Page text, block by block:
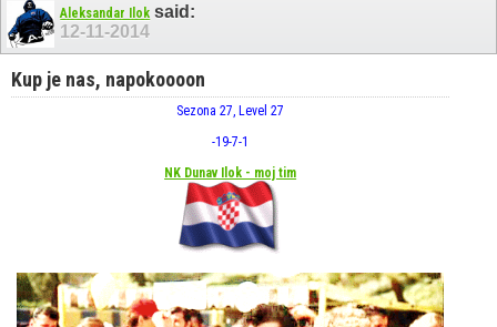
Aleksandar Ilok said:
12-11-2014
Kup je nas, napokoooon
Sezona 27, Level 27
-19-7-1
NK Dunav Ilok - moj tim